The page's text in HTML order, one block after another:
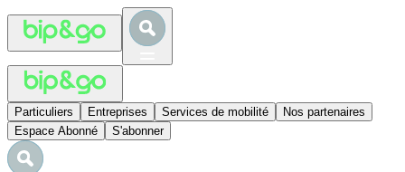
Particuliers Entreprises Services de mobilité
Nos partenaires
Espace Abonné
S'abonner